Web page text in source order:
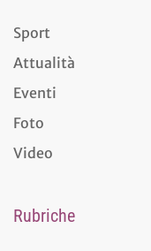
Sport
Attualità
Eventi
Foto
Video
Rubriche